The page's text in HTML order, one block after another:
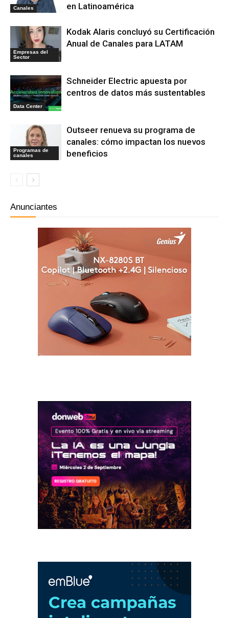
Canales
en Latinoamérica
Empresas del
Sector
Kodak Alaris concluyó su Certificación
Anual de Canales para LATAM
Data Center
Schneider Electric apuesta por
centros de datos más sustentables
Programas de
canales
Outseer renueva su programa de
canales: cómo impactan los nuevos
beneficios
Anunciantes